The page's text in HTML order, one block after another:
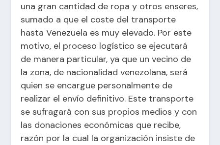
una gran cantidad de ropa y otros enseres,
sumado a que el coste del transporte
hasta Venezuela es muy elevado. Por este
motivo, el proceso logístico se ejecutará
de manera particular, ya que un vecino de
la zona, de nacionalidad venezolana, será
quien se encargue personalmente de
realizar el envío definitivo. Este transporte
se sufragará con sus propios medios y con
las donaciones económicas que recibe,
razón por la cual la organización insiste de